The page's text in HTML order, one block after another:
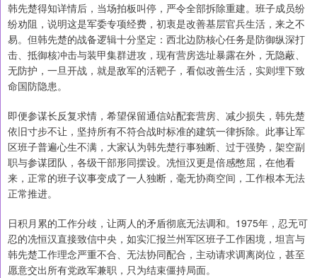
韩先楚得知详情后，当场拍板叫停，严令全部拆除重建。班子成员纷
纷劝阻，说明这是军委专项经费，初衷是改善基层官兵生活，来之不
易。但韩先楚的战备逻辑十分坚定：西北边防核心任务是防御纵深打
击、抵御核冲击与装甲集群进攻，现有营房选址暴露在外，无隐蔽、
无防护，一旦开战，就是敌军的活靶子，看似改善生活，实则埋下致
命国防隐患。
即便参谋长反复求情，希望保留通信站配套营房、减少损失，韩先楚
依旧寸步不让，坚持所有不符合战时标准的建筑一律拆除。此事让军
区班子普遍心生不满，大家认为韩先楚行事独断、过于强势，架空副
职与参谋团队，各级干部形同摆设。冼恒汉更是倍感憋屈，在他看
来，正常的班子议事变成了一人独断，毫无协商空间，工作根本无法
正常推进。
日积月累的工作分歧，让两人的矛盾彻底无法调和。1975年，忍无可
忍的冼恒汉直接致信中央，如实汇报兰州军区班子工作困境，坦言与
韩先楚工作理念严重不合、无法协同配合，主动请求调离岗位，甚至
愿意交出所有党政军兼职，只为结束僵持局面。